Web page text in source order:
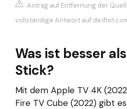
Antrag auf Entfernung der
vollständige Antwort auf
Was ist besser
Stick?
Mit dem Apple TV 4K
Fire TV Cube (2022) gibt